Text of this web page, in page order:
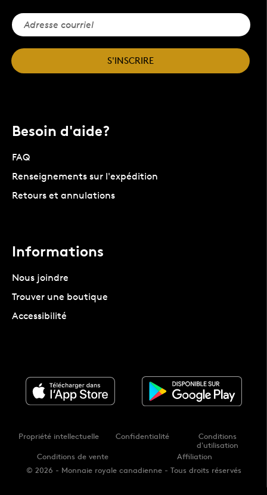
S'INSCRIRE
Besoin d'aide?
FAQ
Renseignements sur l'expédition
Retours et annulations
Informations
Nous joindre
Trouver une boutique
Accessibilité
© 2026 - Monnaie royale canadienne - Tous droits réservés
Propriété intellectuelle Confidentialité
Conditions
d'utilisation
Conditions de vente
Affiliation